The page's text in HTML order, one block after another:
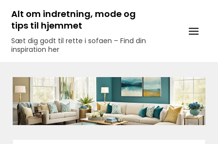
content
Alt om indretning, mode og
tips til hjemmet
Sæt dig godt til rette i sofaen – Find din
inspiration her